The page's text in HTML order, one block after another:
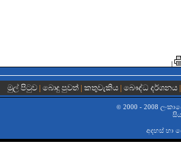
|
මුල් පිටුව | බොදු පුවත්| කතුවැකිය| බෞද්ධ දර්ශනය
©2000 - 2008
අදහස් හා